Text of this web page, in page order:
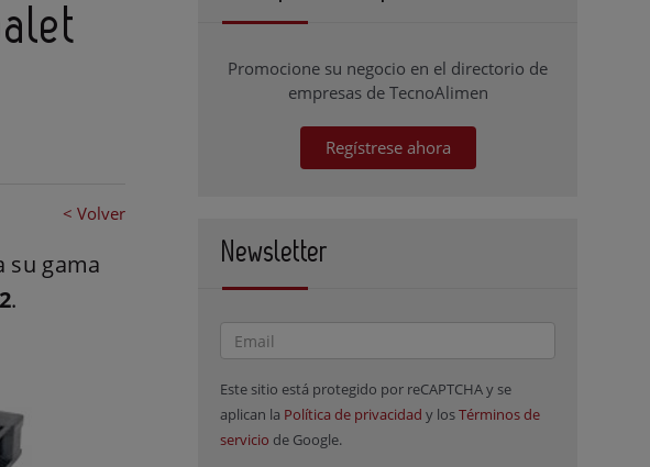
< Volver
su gama
.
Promocione su negocio en el directorio de
empresas de TecnoAlimen
Regístrese ahora
Newsletter
Este sitio está protegido por reCAPTCHA y se
aplican la Política de privacidad y losTérminos de
servicio de Google.